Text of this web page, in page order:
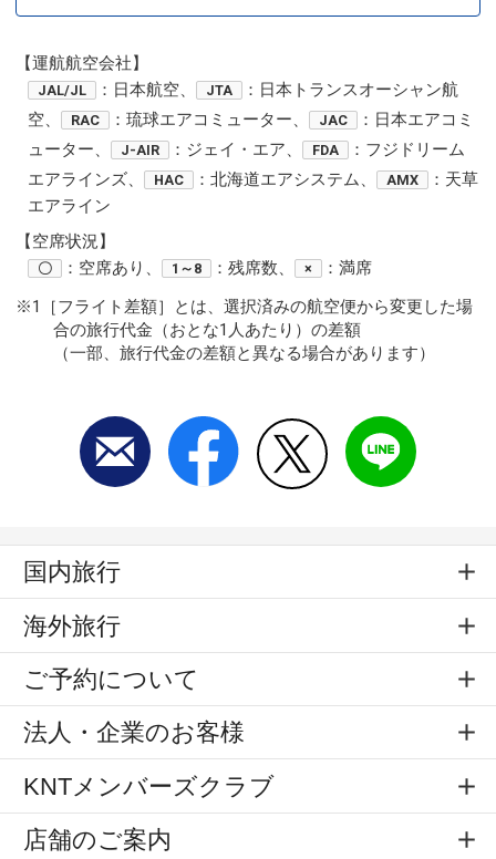
【運航航空会社】
JAL/JL ：日本航空、 JTA
：日本トランスオーシャン航
空、
RAC ：琉球エアコミューター、 JAC
：日本エアコミ
ューター、
J-AIR ：ジェイ・エア、 FDA
：フジドリーム
エアラインズ、
HAC ：北海道エアシステム、 AMX
：天草
エアライン
【空席状況】
〇 ：空席あり、 1～8 ：残席数、 ×
：満席
※1［フライト差額］とは、選択済みの航空便から変更した場
合の旅行代金（おとな1人あたり）の差額
（一部、旅行代金の差額と異なる場合があります）
国内旅行
海外旅行
ご予約について
法人・企業のお客様
KNTメンバーズクラブ
店舗のご案内